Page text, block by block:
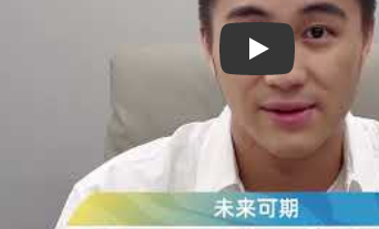
Play